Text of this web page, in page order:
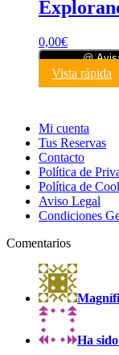
0,00€
@
Vista rápida
Mi cuenta
Tus Reservas
Contacto
Política de
Política de
Aviso Legal
Condiciones
Comentarios
Ha